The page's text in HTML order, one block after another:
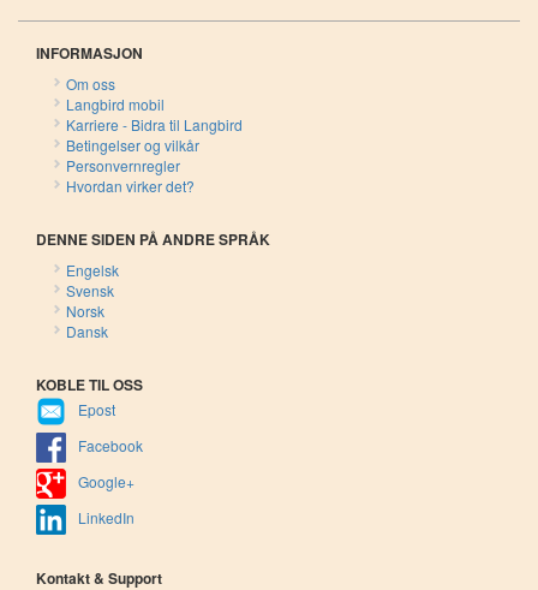
INFORMASJON
Om oss
Langbird mobil
Karriere - Bidra til Langbird
Betingelser og vilkår
Personvernregler
Hvordan virker det?
DENNE SIDEN PÅ ANDRE SPRÅK
Engelsk
Svensk
Norsk
Dansk
KOBLE TIL OSS
Epost
Facebook
Google+
LinkedIn
Kontakt & Support